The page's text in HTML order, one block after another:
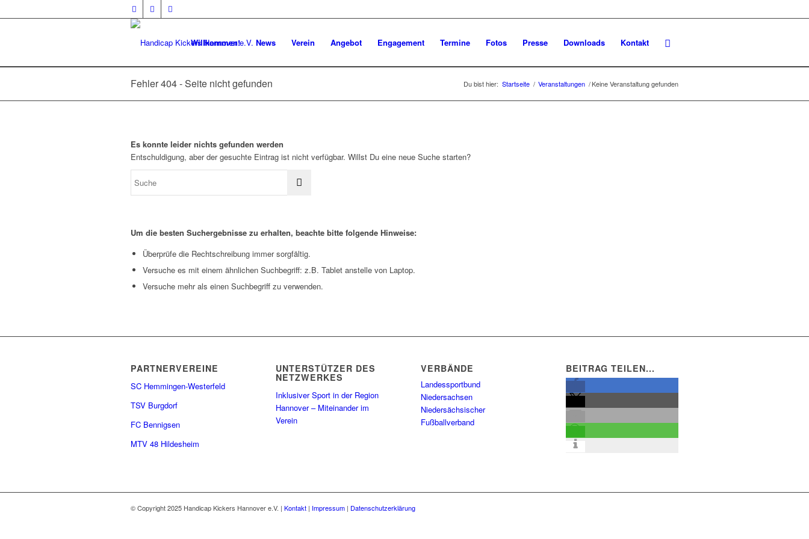
Willkommen! News Verein Angebot Engagement Termine Fotos Presse Downloads Kontakt
Fehler 404 - Seite nicht gefunden Du bist hier: Startseite / Veranstaltungen /Keine Veranstaltung gefunden
Es konnte leider nichts gefunden werden
Entschuldigung, aber der gesuchte Eintrag ist nicht verfügbar. Willst Du eine neue Suche starten?
Um die besten Suchergebnisse zu erhalten, beachte bitte folgende Hinweise:
Überprüfe die Rechtschreibung immer sorgfältig.
Versuche es mit einem ähnlichen Suchbegriff: z.B. Tablet anstelle von Laptop.
Versuche mehr als einen Suchbegriff zu verwenden.
PARTNERVEREINE
SC Hemmingen-Westerfeld
TSV Burgdorf
FC Bennigsen
MTV 48 Hildesheim
UNTERSTÜTZER DES
NETZWERKES
Inklusiver Sport in der Region
Hannover – Miteinander im
Verein
VERBÄNDE
Landessportbund
Niedersachsen
Niedersächsischer
Fußballverband
BEITRAG TEILEN...
© Copyright 2025 Handicap Kickers Hannover e.V. | Kontakt | Impressum | Datenschutzerklärung